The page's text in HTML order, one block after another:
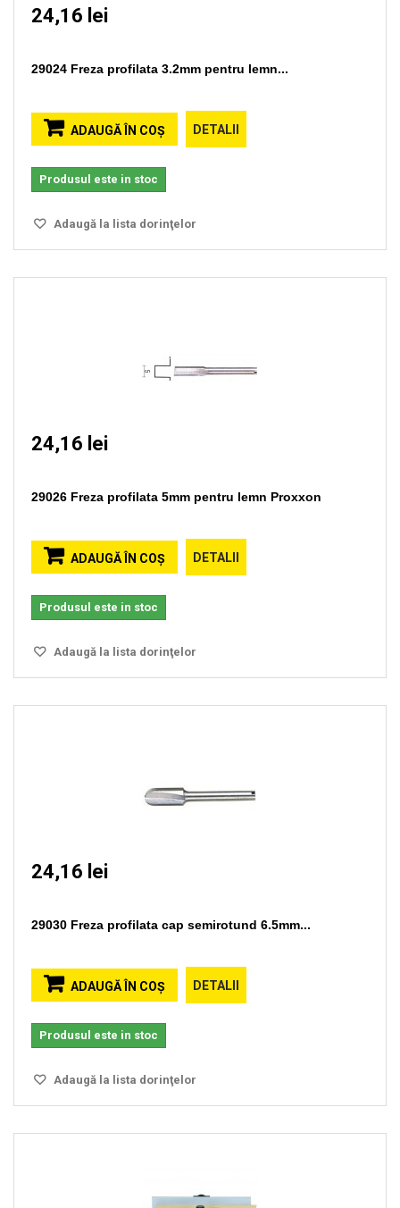
24,16 lei
29024 Freza profilata 3.2mm pentru lemn...
ADAUGĂ ÎN COŞ DETALII
Produsul este in stoc
Adaugă la lista dorinţelor
24,16 lei
29026 Freza profilata 5mm pentru lemn Proxxon
ADAUGĂ ÎN COŞ DETALII
Produsul este in stoc
Adaugă la lista dorinţelor
24,16 lei
29030 Freza profilata cap semirotund 6.5mm...
ADAUGĂ ÎN COŞ DETALII
Produsul este in stoc
Adaugă la lista dorinţelor